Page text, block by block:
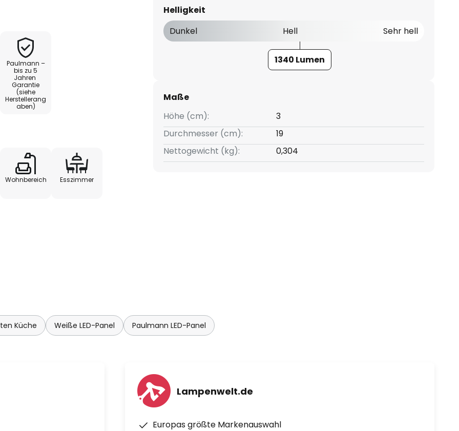
Paulmann –
bis zu 5
Jahren
Garantie
(siehe
Herstellerang
aben)
Wohnbereich Esszimmer
Helligkeit
Dunkel
Hell Sehr hell
1340 Lumen
Maße
Höhe (cm):
3
Durchmesser (cm):
19
Nettogewicht (kg):
0,304
Küche Weiße LED-Panel Paulmann LED-Panel
Lampenwelt.de
Europas größte Markenauswahl